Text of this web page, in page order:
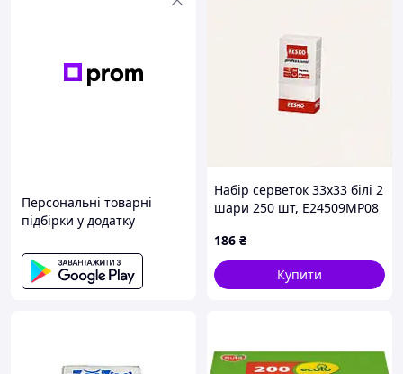
Персональні товарні
підбірки у додатку
Набір серветок 33х33 білі 2
шари 250 шт, E24509MP08
186 ₴
Купити